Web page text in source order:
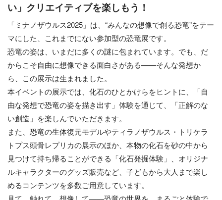
い」クリエイティブを楽しもう！
「ミナノザウルス2025」は、“みんなの想像で創る恐竜”をテー
マにした、これまでにない参加型の恐竜展です。
恐竜の姿は、いまだに多くの謎に包まれています。でも、だ
からこそ自由に想像できる面白さがある——そんな発想か
ら、この展示は生まれました。
本イベントの展示では、化石のひとかけらをヒントに、「自
由な発想で恐竜の姿を描き出す」体験を通じて、「正解のな
い創造」を楽しんでいただきます。
また、恐竜の生体復元モデルやティラノザウルス・トリケラ
トプス頭骨レプリカの展示のほか、本物の化石を砂の中から
見つけて持ち帰ることができる「化石発掘体験」、オリジナ
ルキャラクターのグッズ販売など、子どもから大人まで楽し
めるコンテンツを多数ご用意しています。